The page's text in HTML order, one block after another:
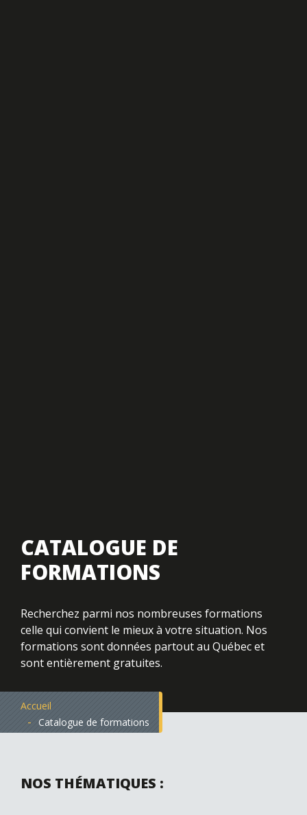
CATALOGUE DE
FORMATIONS
Recherchez parmi nos nombreuses formations
celle qui convient le mieux à votre situation. Nos
formations sontdonnées partout au Québec et
sont entièrement gratuites.
Accueil
Catalogue de formations
NOS THÉMATIQUES :